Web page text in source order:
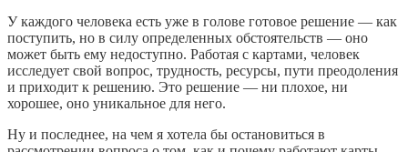
У каждого человека есть уже в голове готовое решение — как
поступить, но в силу определенных обстоятельств — оно
может быть ему недоступно. Работая с картами, человек
исследует свой вопрос, трудность, ресурсы, пути преодоления
и приходит к решению. Это решение — ни плохое, ни
хорошее, оно уникальное для него.
Ну и последнее, на чем я хотела бы остановиться в